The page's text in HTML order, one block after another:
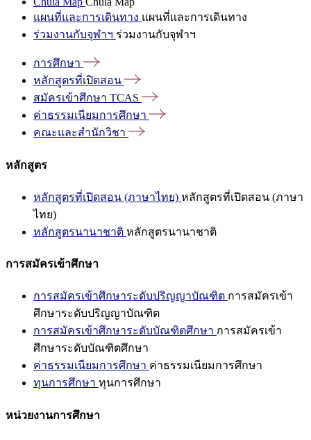
แผนที่และการเดินทาง แผนที่และการเดินทาง
ร่วมงานกับจุฬาฯ ร่วมงานกับจุฬาฯ
การศึกษา
หลักสูตรที่เปิดสอน
สมัครเข้าศึกษา TCAS
ค่าธรรมเนียมการศึกษา
คณะและสำนักวิชา
หลักสูตร
หลักสูตรที่เปิดสอน (ภาษาไทย) หลักสูตรที่เปิดสอน (ภาษา
ไทย)
หลักสูตรนานาชาติ หลักสูตรนานาชาติ
การสมัครเข้าศึกษา
การสมัครเข้าศึกษาระดับปริญญาบัณฑิต การสมัครเข้า
ศึกษาระดับปริญญาบัณฑิต
การสมัครเข้าศึกษาระดับบัณฑิตศึกษา การสมัครเข้า
ศึกษาระดับบัณฑิตศึกษา
ค่าธรรมเนียมการศึกษา ค่าธรรมเนียมการศึกษา
ทุนการศึกษา ทุนการศึกษา
หน่วยงานการศึกษา